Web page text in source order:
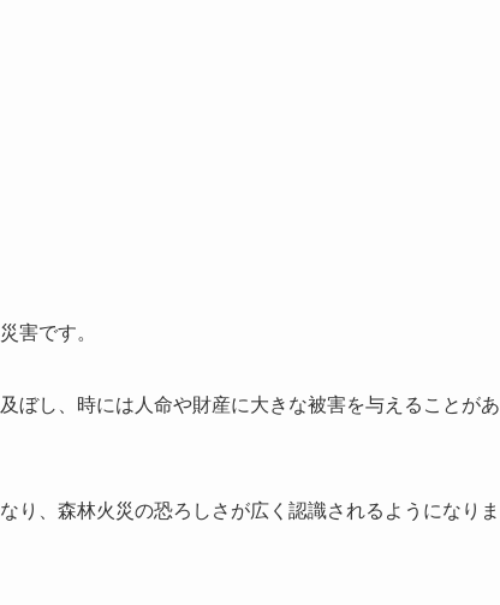
害です。
ぼし、時には人命や財産に大きな被害を与えることがあ
り、森林火災の恐ろしさが広く認識されるようになりま